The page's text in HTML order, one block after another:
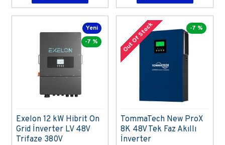
Yeni
-7 %
Exelon 12 kW Hibrit On
Grid İnverter LV 48V
Trifaze 380V
-7 %
Out Of Stock
TommaTech New ProX
8K 48V Tek Faz Akıllı
İnverter